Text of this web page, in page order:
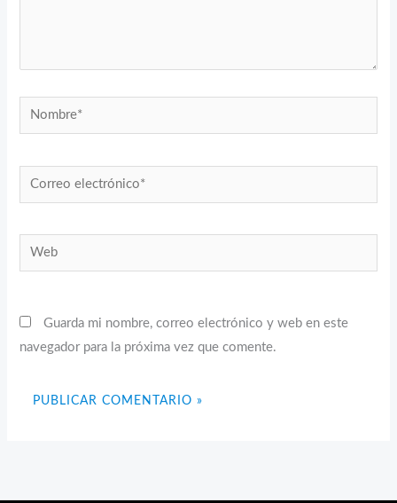
Nombre*
Correo
electrónico*
Web
Guarda mi nombre, correo electrónico y web en este
navegador para la próxima vez que comente.